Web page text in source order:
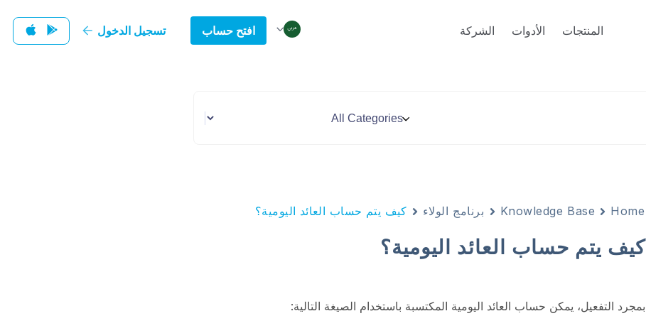
المنتجات الأدوات الشركة افتح حساب تسجيل الدخول
Home
Knowledge Base برنامج الولاء كيف يتم حساب العائد اليومية؟
كيف يتم حساب العائد اليومية؟
بمجرد التفعيل، يمكن حساب العائد اليومية المكتسبة باستخدام الصيغة التالية: